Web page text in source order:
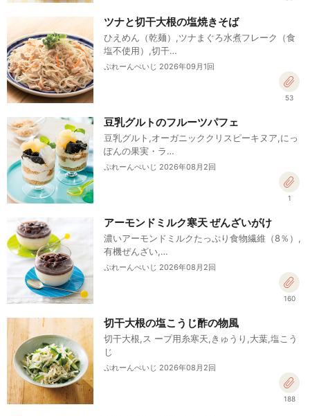
ツナと切干大根の塩焼きそば
ひえめん（乾麺）,ツナまぐろ水煮フレーク（食
塩不使用）,切干…
ぷれーんぺいじ 2026年09月1回
53
豆乳グルトのフルーツパフェ
豆乳グルト,オーガニッククリスピーキヌア,にっ
ぽんの果実・ラ…
ぷれーんぺいじ 2026年08月2回
1
アーモンドミルク寒天 ぜんざいがけ
濃いアーモンドミルクたっぷり食物繊維（8％）,
有機ぜんざい,…
ぷれーんぺいじ 2026年08月2回
160
切干大根の塩こうじ酢の物風
切干大根,ス ープ用糸寒天,きゅうり,大葉,塩こう
じ
ぷれーんぺいじ 2026年08月2回
188